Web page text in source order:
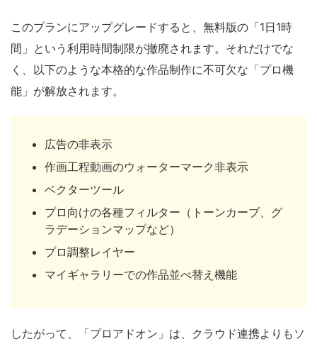
このプランにアップグレードすると、無料版の「1日1時
間」という利用時間制限が撤廃されます。それだけでな
く、以下のような本格的な作品制作に不可欠な「プロ機
能」が解放されます。
広告の非表示
作画工程動画のウォーターマーク非表示
ベクターツール
プロ向けの各種フィルター（トーンカーブ、グ
ラデーションマップなど）
プロ調整レイヤー
マイギャラリーでの作品並べ替え機能
したがって、「プロアドオン」は、クラウド連携よりもソ